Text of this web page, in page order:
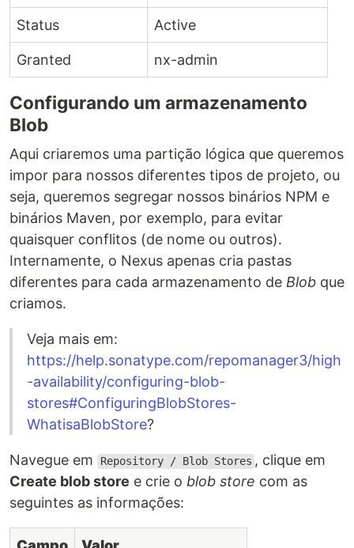
Status Active
Granted nx-admin
Configurando um armazenamento
Blob
Aqui criaremos uma partição lógica que queremos
impor para nossos diferentes tipos de projeto, ou
seja, queremos segregar nossos binários NPM e
binários Maven, por exemplo, para evitar
quaisquer conflitos (de nome ou outros).
Internamente, o Nexus apenas cria pastas
diferentes para cada armazenamento de Blob que
criamos.
Veja mais em:
https://help.sonatype.com/repomanager3/high
-availability/configuring-blob-
stores#ConfiguringBlobStores-
WhatisaBlobStore?
Navegue em Repository / Blob Stores , clique em
Create blob store e crie o blob store com as
seguintes as informações: